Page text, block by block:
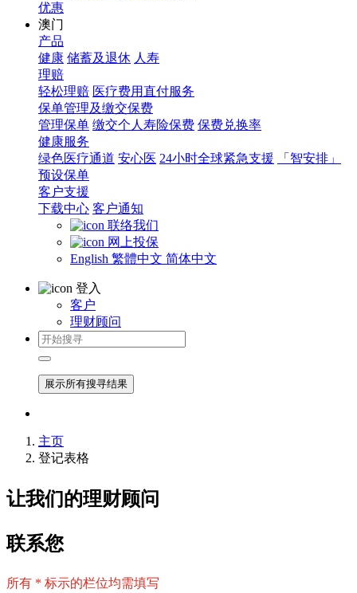
优惠
澳门
产品
健康 储蓄及退休 人寿
理赔
轻松理赔 医疗费用直付服务
保单管理及缴交保费
管理保单 缴交个人寿险保费 保费兑换率
健康服务
绿色医疗通道 安心医 24小时全球紧急支援
「智安排」
预设保单
客户支援
下载中心 客户通知
联络我们
网上投保
English 繁體中文 简体中文
登入
客户
理财顾问
展示所有搜寻结果
主页
登记表格
让我们的理财顾问
联系您
所有 * 标示的栏位均需填写